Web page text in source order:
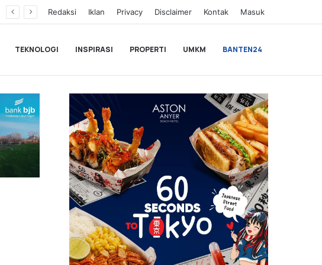
Redaksi Iklan Privacy Disclaimer Kontak Masuk
TEKNOLOGI INSPIRASI PROPERTI UMKM BANTEN24